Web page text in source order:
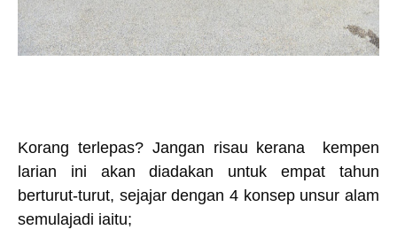
Korang terlepas? Jangan risau kerana kempen
larian ini akan diadakan untuk empat tahun
berturut-turut, sejajar dengan 4 konsep unsur alam
semulajadi iaitu;